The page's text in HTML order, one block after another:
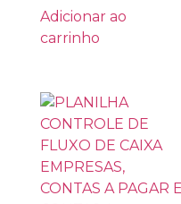
5
Adicionar ao
carrinho